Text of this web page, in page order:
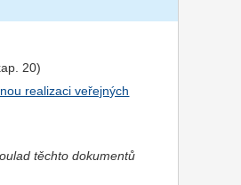
20)
realizaci veřejných
těchto dokumentů